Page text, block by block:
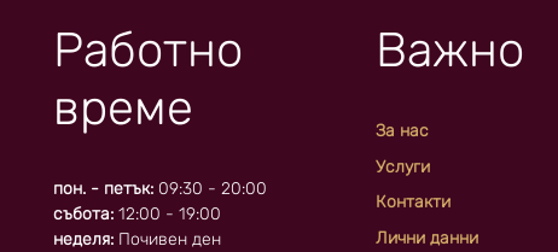
Работно
време
пон. - петък:09:30 - 20:00
събота:12:00 - 19:00
неделя:Почивен ден
Важно
За нас
Услуги
Контакти
Лични данни